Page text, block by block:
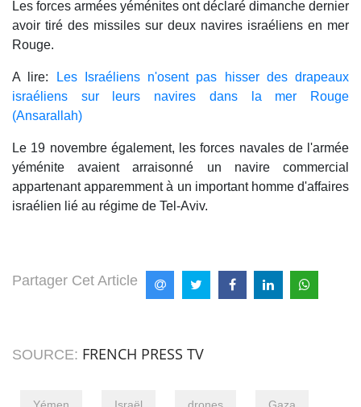
Les forces armées yéménites ont déclaré dimanche dernier
avoir tiré des missiles sur deux navires israéliens en mer
Rouge.
A lire: Les Israéliens n'osent pas hisser des drapeaux
israéliens sur leurs navires dans la mer Rouge
(Ansarallah)
Le 19 novembre également, les forces navales de l'armée
yéménite avaient arraisonné un navire commercial
appartenant apparemment à un important homme d'affaires
israélien lié au régime de Tel-Aviv.
Partager Cet Article
SOURCE: FRENCH PRESS TV
Yémen Israël drones Gaza